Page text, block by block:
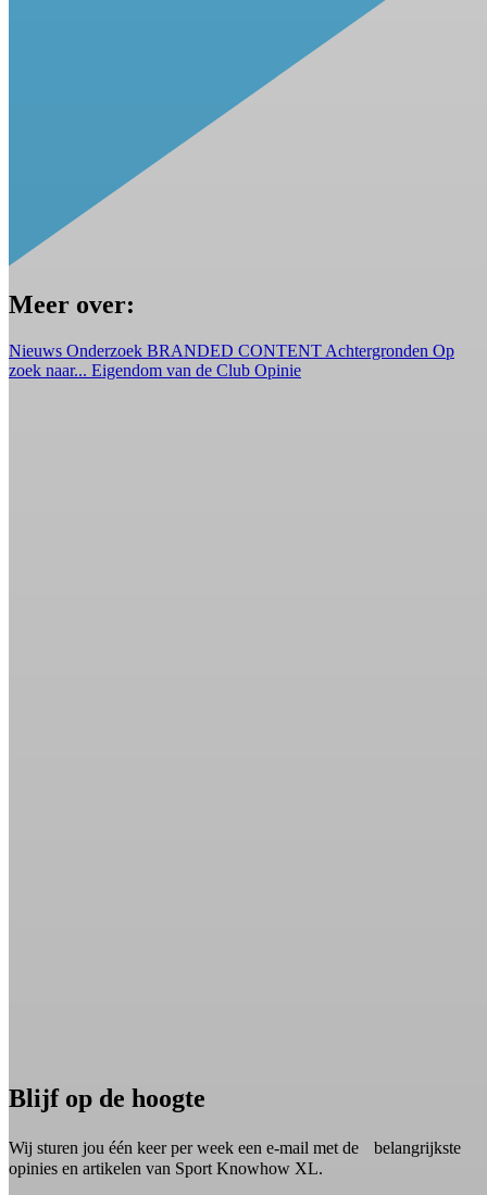
Meer over:
Nieuws Onderzoek BRANDED CONTENT Achtergronden Op
zoek naar... Eigendom van de Club Opinie
Blijf op de hoogte
Wij sturen jou één keer per week een e-mail met de belangrijkste
opinies en artikelen van Sport Knowhow XL.